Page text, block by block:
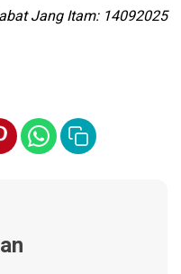
Jang Itam: 14092025